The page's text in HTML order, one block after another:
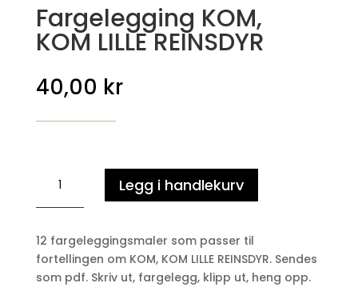
Fargelegging KOM,
KOM LILLE REINSDYR
40,00 kr
Fargelegging
KOM,
KOM
REINSDYR
antall
Legg i handlekurv
12 fargeleggingsmaler som passer til
fortellingen om KOM, KOM LILLE REINSDYR. Sendes
som pdf. Skriv ut, fargelegg, klipp ut, heng opp.